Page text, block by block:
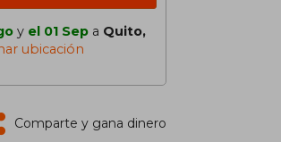
y el 01 Sep a Quito,
ubicación
Comparte y gana dinero